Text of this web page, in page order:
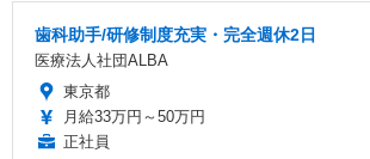
歯科助手/研修制度充実・完全週休2日
医療法人社団ALBA
東京都
月給33万円～50万円
正社員